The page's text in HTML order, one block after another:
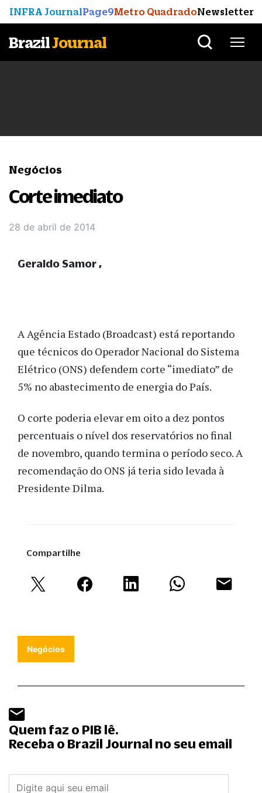
INFRA JournalPage9Metro QuadradoNewsletter
BrazilJournal
Negócios
Corte imediato
28 de abril de 2014
A Agência Estado (Broadcast) está reportando
que técnicos do Operador Nacional do Sistema
Elétrico (ONS) defendem corte “imediato” de
5% no abastecimento de energia do País.
O corte poderia elevar em oito a dez pontos
percentuais o nível dos reservatórios no final
de novembro, quando termina o período seco. A
recomendação do ONS já teria sido levada à
Presidente Dilma.
Geraldo Samor
Compartilhe
Negócios
Quem faz o PIB lê.
Receba o Brazil Journal no seu email